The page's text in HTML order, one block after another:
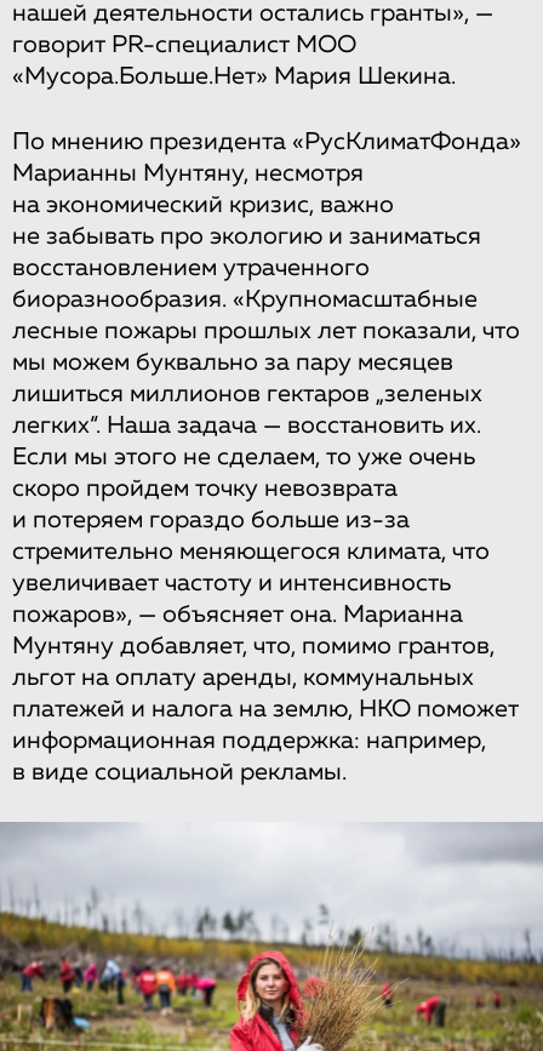
нашей деятельности остались гранты», —
говорит PR-специалист МОО
«Мусора.Больше.Нет» Мария Шекина.
По мнению президента «РусКлиматФонда»
Марианны Мунтяну, несмотря
на экономический кризис, важно
не забывать про экологию и заниматься
восстановлением утраченного
биоразнообразия. «Крупномасштабные
лесные пожары прошлых лет показали, что
мы можем буквально за пару месяцев
лишиться миллионов гектаров „зеленых
легких“. Наша задача — восстановить их.
Если мы этого не сделаем, то уже очень
скоро пройдем точку невозврата
и потеряем гораздо больше из-за
стремительно меняющегося климата, что
увеличивает частоту и интенсивность
пожаров», — объясняет она. Марианна
Мунтяну добавляет, что, помимо грантов,
льгот на оплату аренды, коммунальных
платежей и налога на землю, НКО поможет
информационная поддержка: например,
в виде социальной рекламы.